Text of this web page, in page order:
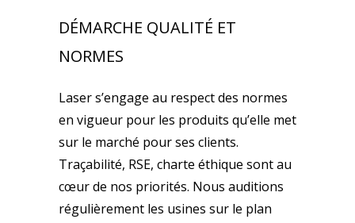
DÉMARCHE QUALITÉ ET
NORMES
Laser s’engage au respect des normes
en vigueur pour les produits qu’elle met
sur le marché pour ses clients.
Traçabilité, RSE, charte éthique sont au
cœur de nos priorités. Nous auditions
régulièrement les usines sur le plan